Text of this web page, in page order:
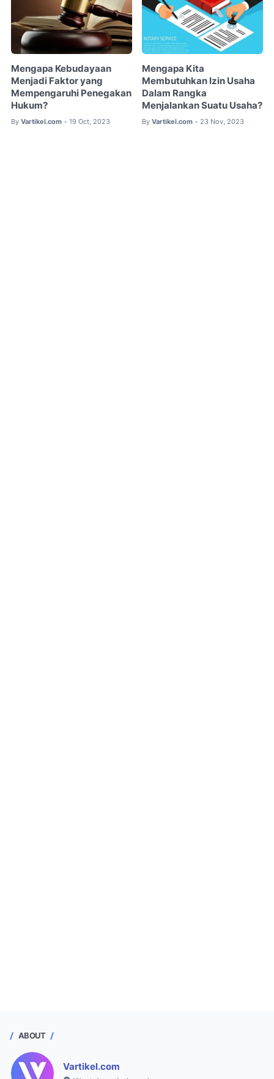
Mengapa Kebudayaan
Menjadi Faktor yang
Mempengaruhi Penegakan
Hukum?
By Vartikel.com • 19 Oct, 2023
Mengapa Kita
Membutuhkan Izin Usaha
Dalam Rangka
Menjalankan Suatu Usaha?
By Vartikel.com • 23 Nov, 2023
ABOUT
Vartikel.com